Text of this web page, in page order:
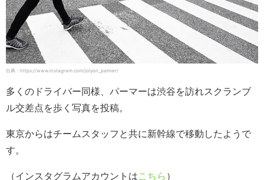
出典：https://www.instagram.com/jolyon_palmer/
多くのドライバー同様、パーマーは渋谷を訪れスクランブ
ル交差点を歩く写真を投稿。
東京からはチームスタッフと共に新幹線で移動したようで
す。
（インスタグラムアカウントはこちら ）